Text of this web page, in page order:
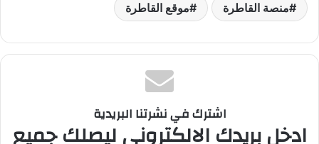
منصة القاطرة موقع القاطرة
اشترك في نشرتنا البريدية
ادخل بريدك الالكتروني ليصلك جميع